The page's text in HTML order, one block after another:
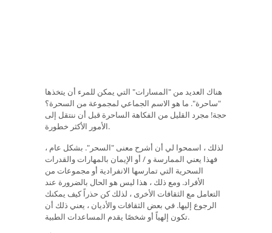
هناك العديد من "المسارات" التي يمكن للمرء أن يتخذها
"ساحرة". ما هو الاسم الجماعي لمجموعة من السحرة؟
حجة! مجرد القليل من الفكاهة الساحرة قبل أن ننتقل إلى
الأمور الأكثر خطورة.
لذلك ، اسمحوا لي أن أشرح معنى "السحر". بشكل عام ،
فهذا يعني الممارسة و / أو الإيمان بالمهارات والقدرات
السحرية التي تمارسها الانفرادية أو مجموعات من
الأفراد. ومع ذلك ، هذا ليس هو الحال بالضرورة عند
التعامل مع الثقافات الأخرى ، لذلك كن حذراً كيف يمكنك
الرجوع إليها. في بعض الثقافات والأديان ، يعني ذلك أن
تكون إلهياً أو شخصًا يقدم المساعدات الطبية.